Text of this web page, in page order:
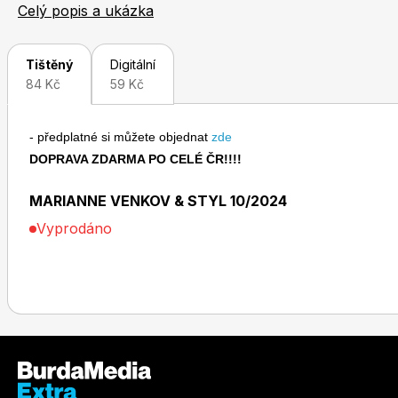
informace si tu najdou jak aktivní lidé, toužící po úniku
Celý popis a ukázka
Tištěný
84 Kč
Digitální
59 Kč
- předplatné si můžete objednat zde
DOPRAVA ZDARMA PO CELÉ ČR!!!!
MARIANNE VENKOV & STYL 10/2024
Vyprodáno